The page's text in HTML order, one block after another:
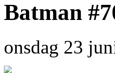
Batman
onsdag 23